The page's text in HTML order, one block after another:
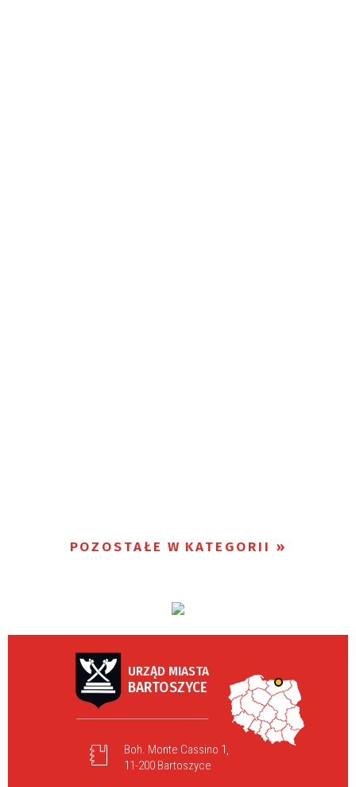
POZOSTAŁE W KATEGORII
URZĄD MIASTA
BARTOSZYCE
Boh. Monte Cassino 1,
11-200 Bartoszyce